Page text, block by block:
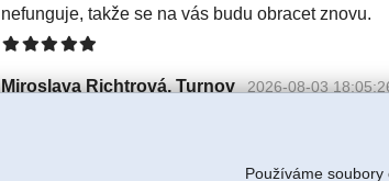
nefunguje, takže se na vás budu obracet znovu.
Miroslava Richtrová, Turnov 2026-08-03
Používáme